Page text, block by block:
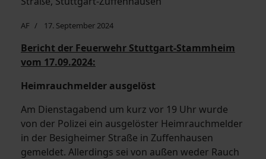
AF 17. September 2024
Bericht der Feuerwehr Stuttgart-Stammheim
vom 17.09.2024:
Heimrauchmelder ausgelöst
Am Dienstagabend um kurz vor 19 Uhr wurde
von der Polizei ein ausgelöster Heimrauchmelder
in der Besigheimer Straße in Zuffenhausen
gemeldet. Allerdings sei von außen weder Rauch